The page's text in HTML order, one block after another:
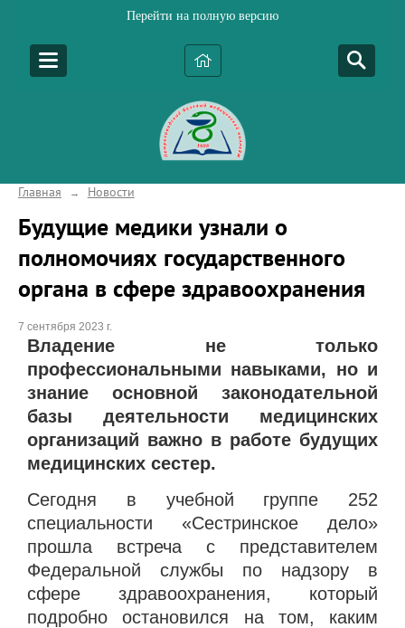
Перейти на полную версию
Главная → Новости
Будущие медики узнали о
полномочиях государственного
органа в сфере здравоохранения
7 сентября 2023 г.
Владение не только
профессиональными навыками, но и
знание основной законодательной
базы деятельности медицинских
организаций важно в работе будущих
медицинских сестер.
Сегодня в учебной группе 252
специальности «Сестринское дело»
прошла встреча с представителем
Федеральной службы по надзору в
сфере здравоохранения, который
подробно остановился на том, каким